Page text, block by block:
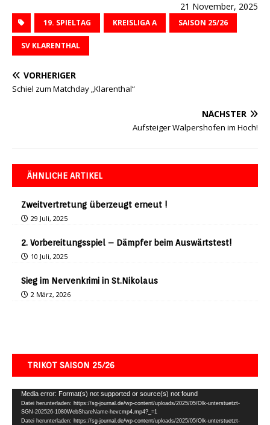
21 November, 2025
19. SPIELTAG KREISLIGA A SAISON 25/26
SV KLARENTHAL
VORHERIGER
Schiel zum Matchday „Klarenthal“
NÄCHSTER
Aufsteiger Walpershofen im Hoch!
ÄHNLICHE ARTIKEL
Zweitvertretung überzeugt erneut !
29 Juli, 2025
2. Vorbereitungsspiel – Dämpfer beim Auswärtstest!
10 Juli, 2025
Sieg im Nervenkrimi in St.Nikolaus
2 März, 2026
TRIKOT SAISON 25/26
Video-
Player
Media error: Format(s) not supported or source(s) not found
Datei herunterladen: https://sg-journal.de/wp-content/uploads/2025/05/Olk-unterstuetzt-
SGN-202526-1080WebShareName-hevcmp4.mp4?_=1
Datei herunterladen: https://sg-journal.de/wp-content/uploads/2025/05/Olk-unterstuetzt-